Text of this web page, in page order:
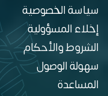
سياسة الخصوصية
إخلاء المسؤولية
الشروط والأحكام
سهولة الوصول
المساعدة